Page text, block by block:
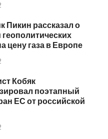
Пикин рассказал о
цену газа в Европе
Кобяк
поэтапный
ЕС от российской